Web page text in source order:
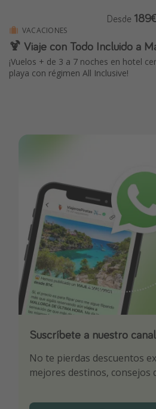
VACACIONES
🍹 Viaje con Todo Incluido a
¡Vuelos + de 3 a 7 noches en hotel
playa con régimen All Inclusive!
Desde
Suscríbete a nuestro
No te pierdas descuentos
mejores destinos, consejos
Descarga nuestra app
Sé el primero en reservar
¡Suscríbete a nuestro
¡Recibe las mejores ofertas
ti por nuestros expertos en